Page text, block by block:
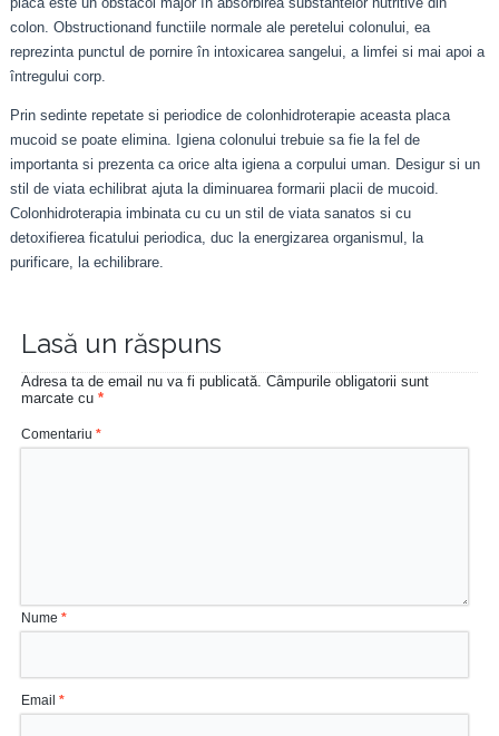
colon. Obstructionand functiile normale ale peretelui colonului, ea
reprezinta punctul de pornire în intoxicarea sangelui, a limfei si mai apoi a
întregului corp.
Prin sedinte repetate si periodice de colonhidroterapie aceasta placa
mucoid se poate elimina. Igiena colonului trebuie sa fie la fel de
importanta si prezenta ca orice alta igiena a corpului uman. Desigur si un
stil de viata echilibrat ajuta la diminuarea formarii placii de mucoid.
Colonhidroterapia imbinata cu cu un stil de viata sanatos si cu
detoxifierea ficatului periodica, duc la energizarea organismul, la
purificare, la echilibrare.
Lasă un răspuns
Adresa ta de email nu va fi publicată. Câmpurile obligatorii sunt
marcate cu*
Comentariu*
Nume*
Email*